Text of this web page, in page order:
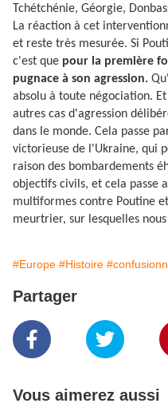
Tchétchénie, Géorgie,
La réaction à cet
et reste très mesurée. Si
c'est que pour la première
pugnace à son agression.
absolu à toute négociation.
autres cas d'agression
dans le monde. Cela passe
victorieuse de l'Ukraine, qui
raison des bombardements
objectifs civils, et cela passe
multiformes contre Poutine
meurtrier, sur lesquelles
#Europe #Histoire
Partager
Vous aimerez aussi